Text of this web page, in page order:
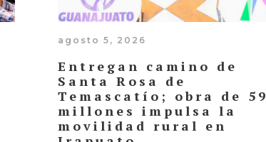
agosto 5, 2026
Entregan camino de
Santa Rosa de
Temascatío; obra de 59
millones impulsa la
movilidad rural en